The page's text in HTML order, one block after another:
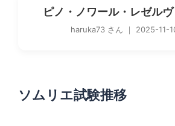
ピノ・ノワール・レゼルヴ
haruka73 さん ｜ 2025-11-
ソムリエ試験推移